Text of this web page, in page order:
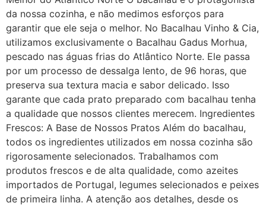
da nossa cozinha, e não medimos esforços para
garantir que ele seja o melhor. No Bacalhau Vinho & Cia,
utilizamos exclusivamente o Bacalhau Gadus Morhua,
pescado nas águas frias do Atlântico Norte. Ele passa
por um processo de dessalga lento, de 96 horas, que
preserva sua textura macia e sabor delicado. Isso
garante que cada prato preparado com bacalhau tenha
a qualidade que nossos clientes merecem. Ingredientes
Frescos: A Base de Nossos Pratos Além do bacalhau,
todos os ingredientes utilizados em nossa cozinha são
rigorosamente selecionados. Trabalhamos com
produtos frescos e de alta qualidade, como azeites
importados de Portugal, legumes selecionados e peixes
de primeira linha. A atenção aos detalhes, desde os